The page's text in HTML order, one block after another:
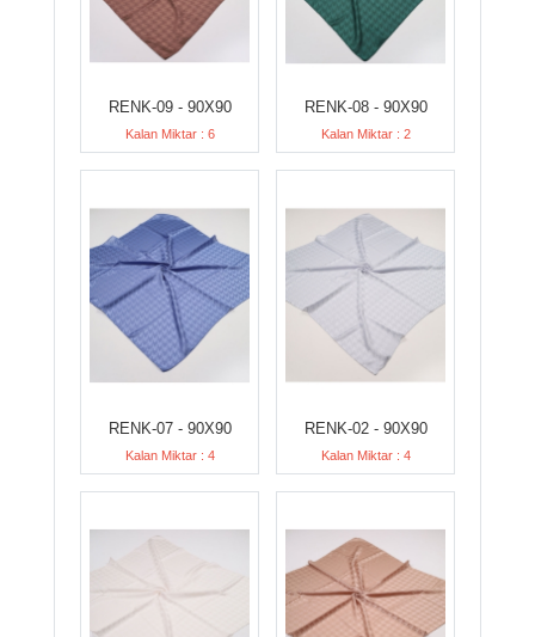
RENK-09 - 90X90
Kalan Miktar : 6
RENK-08 - 90X90
Kalan Miktar : 2
RENK-07 - 90X90
Kalan Miktar : 4
RENK-02 - 90X90
Kalan Miktar : 4